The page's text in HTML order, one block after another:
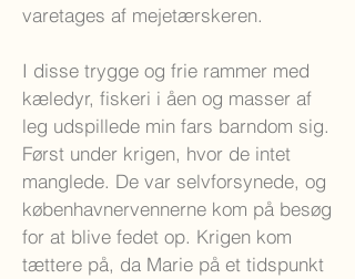
varetages af mejetærskeren.
I disse trygge og frie rammer med
kæledyr, fiskeri i åen og masser af
leg udspillede min fars barndom sig.
Først under krigen, hvor de intet
manglede. De var selvforsynede, og
københavnervennerne kom på besøg
for at blive fedet op. Krigen kom
tættere på, da Marie på et tidspunkt